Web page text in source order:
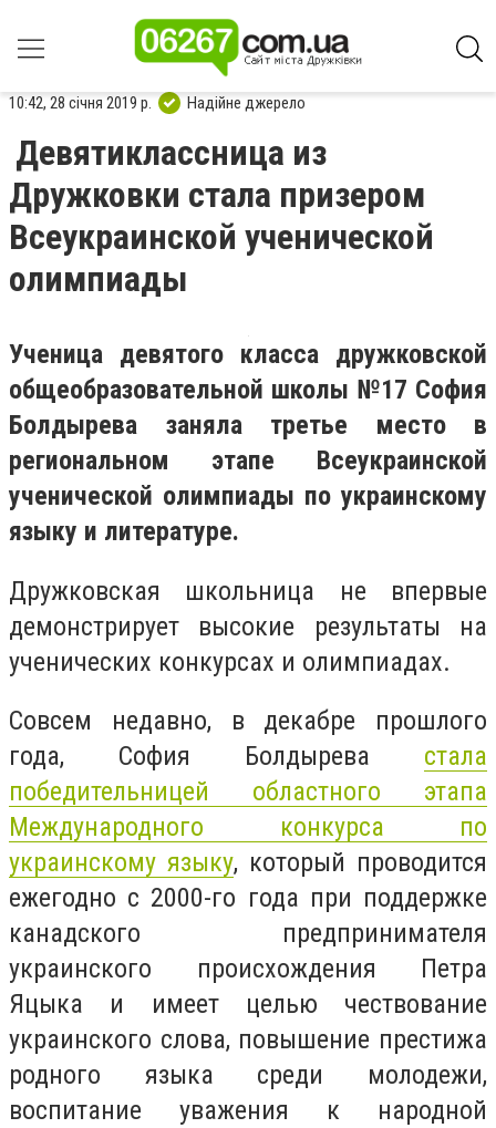
10:42, 28 січня 2019 р. Надійне джерело
Девятиклассница из
Дружковки стала призером
Всеукраинской ученической
олимпиады
Ученица девятого класса дружковской
общеобразовательной школы №17 София
Болдырева заняла третье место в
региональном этапе Всеукраинской
ученической олимпиады по украинскому
языку и литературе.
Дружковская школьница не впервые
демонстрирует высокие результаты на
ученических конкурсах и олимпиадах.
Совсем недавно, в декабре прошлого
года, София Болдырева стала
победительницей областного этапа
Международного конкурса по
украинскому языку, который проводится
ежегодно с 2000-го года при поддержке
канадского предпринимателя
украинского происхождения Петра
Яцыка и имеет целью чествование
украинского слова, повышение престижа
родного языка среди молодежи,
воспитание уважения к народной